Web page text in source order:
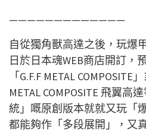
—————————————
自從獨角獸高達之後，玩爆
日於日本魂WEB商店開訂，
「G.F.F METAL COMPOSITE
METAL COMPOSITE 飛翼高
統」嘅原創版本就就又玩「
都能夠作「多段展開」，又